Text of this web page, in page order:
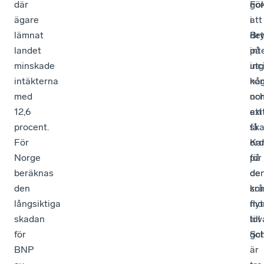
där
ägare
lämnat
landet
minskade
intäkterna
med
12,6
procent.
För
Norge
beräknas
den
långsiktiga
skadan
för
BNP
gör
att
det
för
de
till
är
i
på
att
få
på